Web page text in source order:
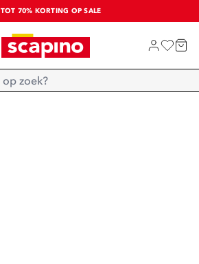
TOT 70% KORTING OP SALE
EXTRA ARTIKELEN IN DE SALE
SHOP NIEUW
Home